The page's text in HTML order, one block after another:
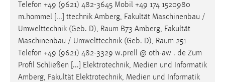
Telefon +49 (9621) 482-3645 Mobil +49 174 1520980
m.hommel [...] ttechnik Amberg, Fakultät Maschinenbau /
Umwelttechnik (Geb. D), Raum B73 Amberg, Fakultät
Maschinenbau / Umwelttechnik (Geb. D), Raum 251
Telefon +49 (9621) 482-3329 w.prell @ oth-aw . de Zum
Profil Schließen [...] Elektrotechnik, Medien und Informatik
Amberg, Fakultät Elektrotechnik, Medien und Informatik